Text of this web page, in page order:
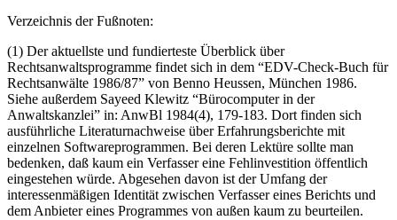
Verzeichnis der Fußnoten:
(1) Der aktuellste und fundierteste Überblick über
Rechtsanwaltsprogramme findet sich in dem “EDV-Check-Buch für
Rechtsanwälte 1986/87” von Benno Heussen, München 1986.
Siehe außerdem Sayeed Klewitz “Bürocomputer in der
Anwaltskanzlei” in: AnwBl 1984(4), 179-183. Dort finden sich
ausführliche Literaturnachweise über Erfahrungsberichte mit
einzelnen Softwareprogrammen. Bei deren Lektüre sollte man
bedenken, daß kaum ein Verfasser eine Fehlinvestition öffentlich
eingestehen würde. Abgesehen davon ist der Umfang der
interessenmäßigen Identität zwischen Verfasser eines Berichts und
dem Anbieter eines Programmes von außen kaum zu beurteilen.